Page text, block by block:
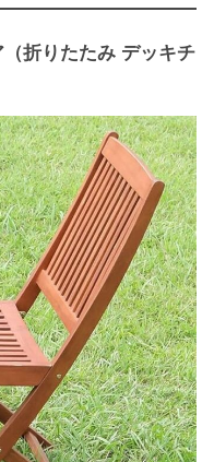
折りたたみ デッキチ